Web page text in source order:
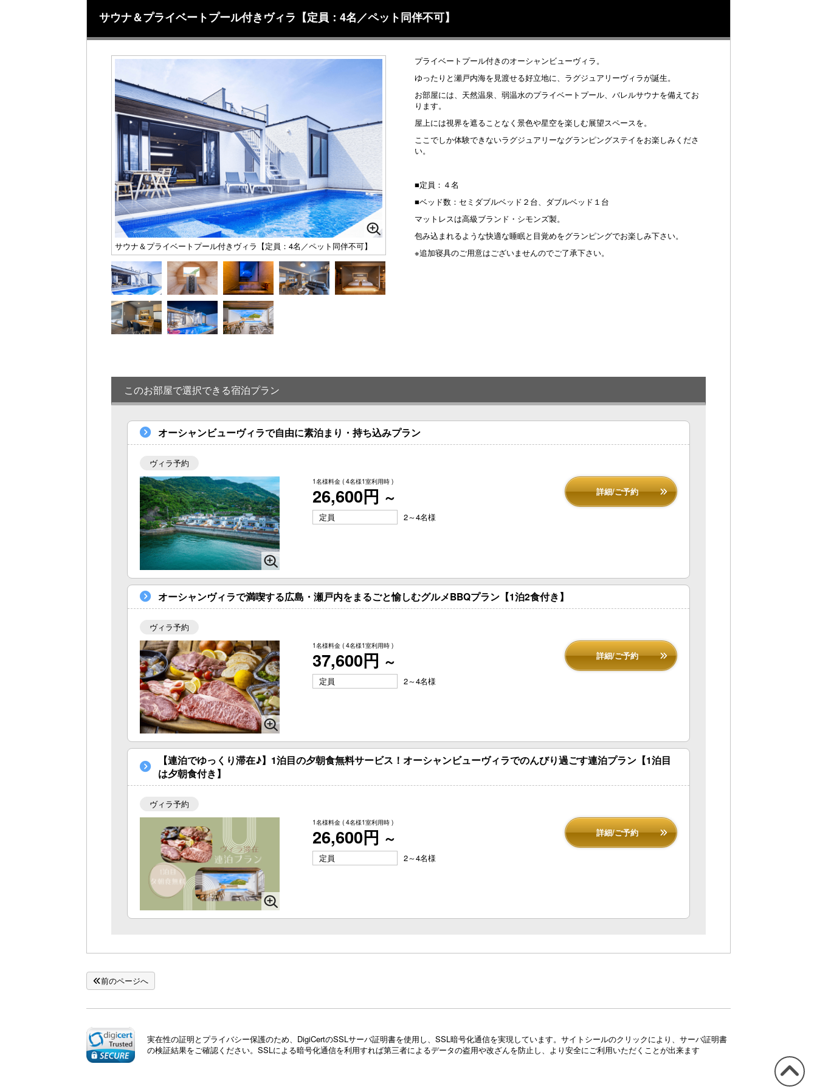
サウナ＆プライベートプール付きヴィラ【定員：4名／ペット同伴不可】
サウナ＆プライベートプール付きヴィラ【定員：4名／ペット同伴不可】
プライベートプール付きのオーシャンビューヴィラ。
ゆったりと瀬戸内海を見渡せる好立地に、ラグジュアリーヴィラが誕生。
お部屋には、天然温泉、弱温水のプライベートプール、バレルサウナを備えてお
ります。
屋上には視界を遮ることなく景色や星空を楽しむ展望スペースを。
ここでしか体験できないラグジュアリーなグランピングステイをお楽しみくださ
い。
■定員：４名
■ベッド数：セミダブルベッド２台、ダブルベッド１台
マットレスは高級ブランド・シモンズ製。
包み込まれるような快適な睡眠と目覚めをグランピングでお楽しみ下さい。
※追加寝具のご用意はございませんのでご了承下さい。
このお部屋で選択できる宿泊プラン
オーシャンビューヴィラで自由に素泊まり・持ち込みプラン
ヴィラ予約
1名様料金 ( 4名様1室利用時 )
26,600円 ～ 詳細/ご予約
定員 2～4名様
オーシャンヴィラで満喫する広島・瀬戸内をまるごと愉しむグルメBBQプラン【1泊2食付き】
ヴィラ予約
1名様料金 ( 4名様1室利用時 )
37,600円 ～ 詳細/ご予約
定員 2～4名様
【連泊でゆっくり滞在♪】1泊目の夕朝食無料サービス！オーシャンビューヴィラでのんびり過ごす連泊プラン【1泊目
は夕朝食付き】
ヴィラ予約
1名様料金 ( 4名様1室利用時 )
26,600円 ～ 詳細/ご予約
定員 2～4名様
前のページへ
実在性の証明とプライバシー保護のため、DigiCertのSSLサーバ証明書を使用し、SSL暗号化通信を実現しています。サイトシールのクリックにより、サーバ証明書
の検証結果をご確認ください。SSLによる暗号化通信を利用すれば第三者によるデータの盗用や改ざんを防止し、より安全にご利用いただくことが出来ます